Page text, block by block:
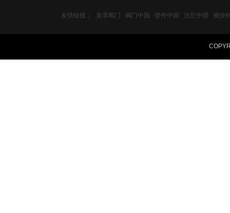
友情链接： 泉享阀门 阀门中国 管件中国 法兰中国 潮汐